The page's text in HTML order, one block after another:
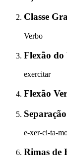
Classe
Verbo
Flexão do
exercitar
Flexão
e-xer-ci-ta-
Rimas de